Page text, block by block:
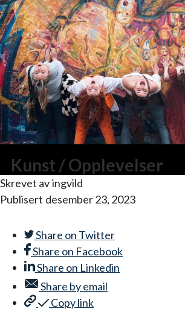
Kunst / Opplevelser
Skrevet avingvild
Publisert desember 23, 2023
Share on Twitter
Share on Facebook
Share on Linkedin
Share byemail
Copy link